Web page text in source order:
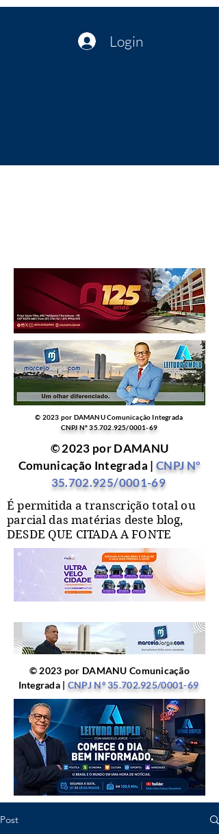
Login
© 2023 por DAMANU Comunicação Integrada
CNPJ Nº35.702.925/0001-69
© 2023 por DAMANU
Comunicação Integrada | CNPJ Nº
35.702.925/0001-69
É permitida a transcrição total ou
parcial das matérias deste blog,
DESDE QUE CITADA A FONTE
© 2023 por DAMANU Comunicação
Integrada | CNPJ Nº35.702.925/0001-69
Post